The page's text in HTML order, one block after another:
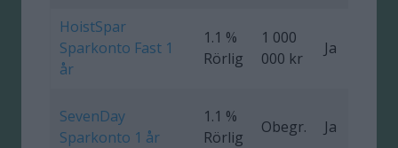
HoistSpar
Sparkonto Fast 1
år
1.1 %
Rörlig
1 000
000 kr
Ja
SevenDay
Sparkonto 1 år
1.1 %
Rörlig
Obegr. Ja